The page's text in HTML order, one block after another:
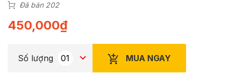
Đã bán 202
450,000₫
Số lượng MUA NGAY